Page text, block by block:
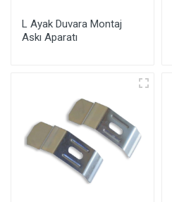
L Ayak Duvara Montaj
Askı Aparatı